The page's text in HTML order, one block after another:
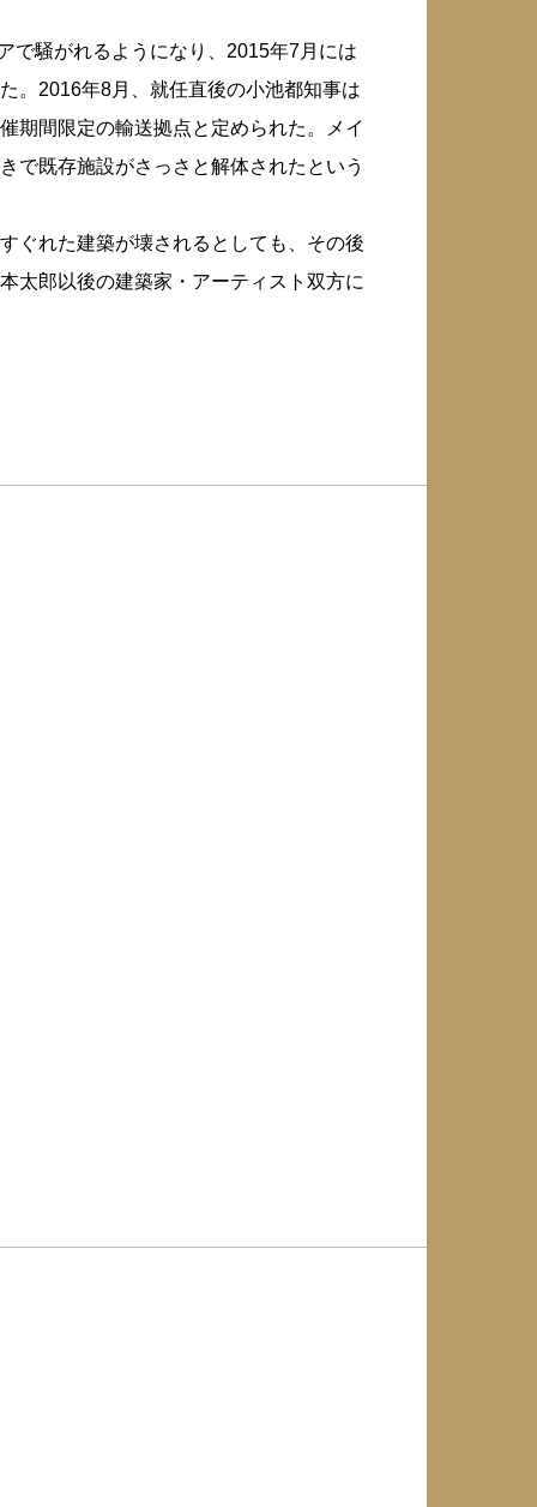
で騒がれるようになり、2015年7月には
。2016年8月、就任直後の小池都知事は
期間限定の輸送拠点と定められた。メイ
で既存施設がさっさと解体されたという
ぐれた建築が壊されるとしても、その後
太郎以後の建築家・アーティスト双方に